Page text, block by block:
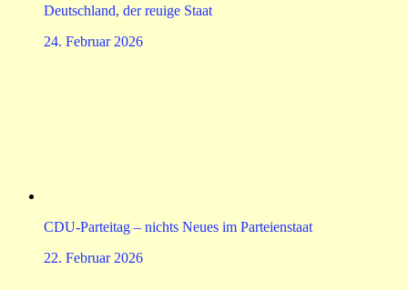
Deutschland, der reuige Staat
24. Februar 2026
CDU-Parteitag – nichts Neues im Parteienstaat
22. Februar 2026